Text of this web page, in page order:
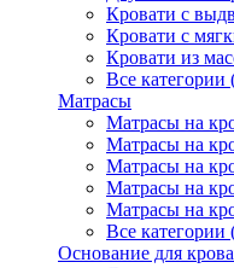
Кровати с
Кровати с
Кровати из
Все категории
Матрасы
Матрасы на
Матрасы на
Матрасы на
Матрасы на
Матрасы на
Все категории
Основание для